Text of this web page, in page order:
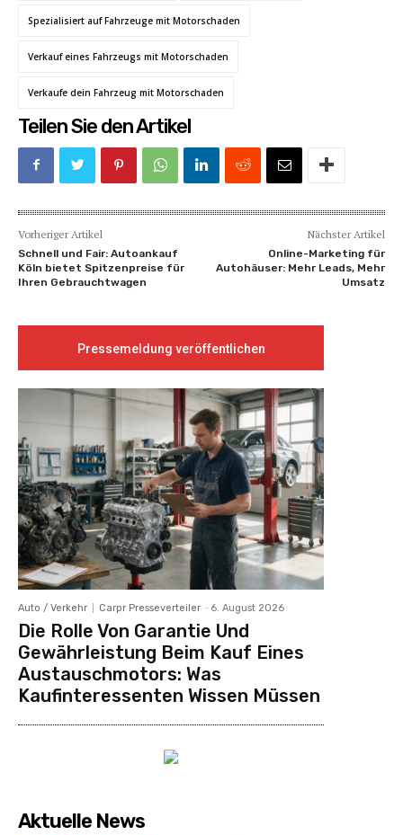
Spezialisiert auf Fahrzeuge mit Motorschaden
Verkauf eines Fahrzeugs mit Motorschaden
Verkaufe dein Fahrzeug mit Motorschaden
Teilen Sie den Artikel
Vorheriger Artikel
Schnell und Fair: Autoankauf
Köln bietet Spitzenpreise für
Ihren Gebrauchtwagen
Nächster Artikel
Online-Marketing für
Autohäuser: Mehr Leads, Mehr
Umsatz
Pressemeldung veröffentlichen
Auto / Verkehr Carpr Presseverteiler - 6. August 2026
Die Rolle Von Garantie Und
Gewährleistung Beim Kauf Eines
Austauschmotors: Was
Kaufinteressenten Wissen Müssen
Aktuelle News